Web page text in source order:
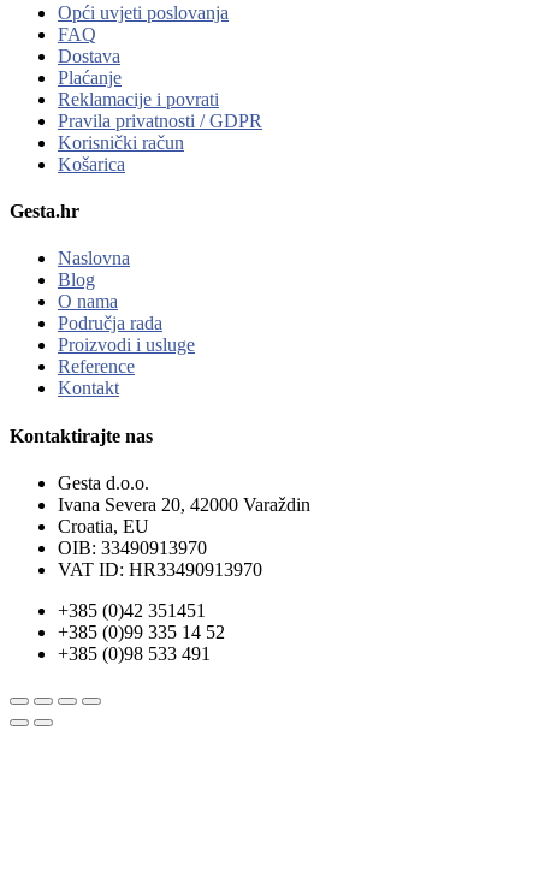
Opći uvjeti poslovanja
FAQ
Dostava
Plaćanje
Reklamacije i povrati
Pravila privatnosti / GDPR
Korisnički račun
Košarica
Gesta.hr
Naslovna
Blog
O nama
Područja rada
Proizvodi i usluge
Reference
Kontakt
Kontaktirajte nas
Gesta d.o.o.
Ivana Severa 20, 42000 Varaždin
Croatia, EU
OIB: 33490913970
VAT ID: HR33490913970
+385 (0)42 351451
+385 (0)99 335 14 52
+385 (0)98 533 491